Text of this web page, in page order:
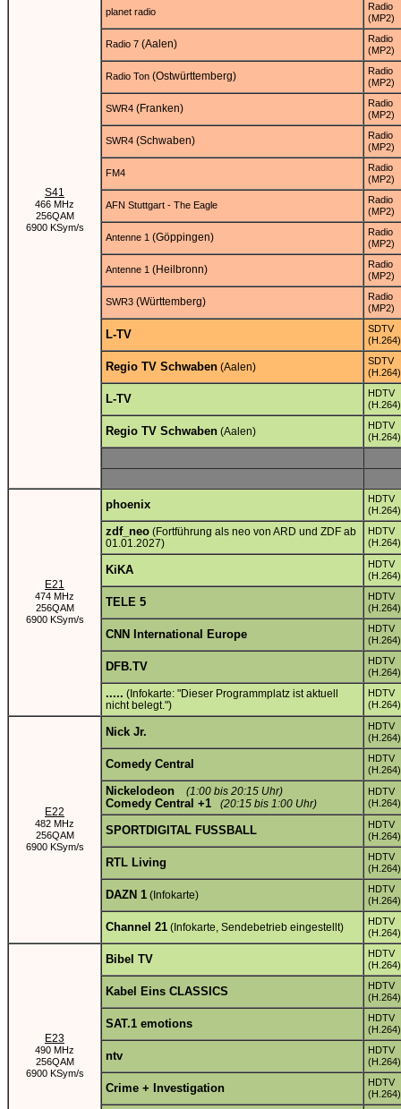
S41
466 MHz
256QAM
6900 KSym/s
planet radio
Radio
(MP2)
Radio 7 (Aalen)
Radio
(MP2)
Radio Ton (Ostwürttemberg)
Radio
(MP2)
SWR4 (Franken)
Radio
(MP2)
SWR4 (Schwaben)
Radio
(MP2)
FM4
Radio
(MP2)
AFN Stuttgart - The Eagle
Radio
(MP2)
Antenne 1 (Göppingen)
Radio
(MP2)
Antenne 1 (Heilbronn)
Radio
(MP2)
SWR3 (Württemberg)
Radio
(MP2)
L-TV
SDTV
(H.264)
Regio TV Schwaben (Aalen)
SDTV
(H.264)
L-TV
HDTV
(H.264)
Regio TV Schwaben (Aalen)
HDTV
(H.264)
E21
474 MHz
256QAM
6900 KSym/s
phoenix
HDTV
(H.264)
zdf_neo (Fortführung als neo von ARD und ZDF ab
01.01.2027)
HDTV
(H.264)
KiKA
HDTV
(H.264)
TELE 5
HDTV
(H.264)
CNN International Europe
HDTV
(H.264)
DFB.TV
HDTV
(H.264)
..... (Infokarte: "Dieser Programmplatz ist aktuell
nicht belegt.")
HDTV
(H.264)
E22
482 MHz
256QAM
6900 KSym/s
Nick Jr.
HDTV
(H.264)
Comedy Central
HDTV
(H.264)
Nickelodeon (1:00 bis 20:15 Uhr)
Comedy Central +1 (20:15 bis 1:00 Uhr)
HDTV
(H.264)
SPORTDIGITAL FUSSBALL
HDTV
(H.264)
RTL Living
HDTV
(H.264)
DAZN 1 (Infokarte)
HDTV
(H.264)
Channel 21 (Infokarte, Sendebetrieb eingestellt)
HDTV
(H.264)
E23
490 MHz
256QAM
6900 KSym/s
Bibel TV
HDTV
(H.264)
Kabel Eins CLASSICS
HDTV
(H.264)
SAT.1 emotions
HDTV
(H.264)
ntv
HDTV
(H.264)
Crime + Investigation
HDTV
(H.264)